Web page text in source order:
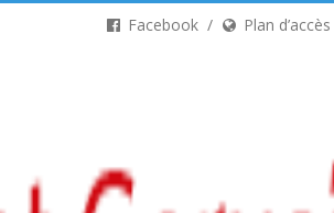
Facebook Plan d’accès